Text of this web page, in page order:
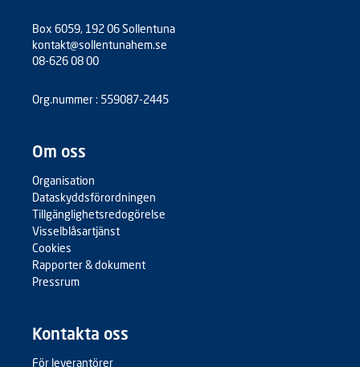
Box 6059, 192 06 Sollentuna
kontakt@sollentunahem.se
08-626 08 00
Org.nummer : 559087-2445
Om oss
Organisation
Dataskyddsförordningen
Tillgänglighetsredogörelse
Visselblåsartjänst
Cookies
Rapporter & dokument
Pressrum
Kontakta oss
För leverantörer